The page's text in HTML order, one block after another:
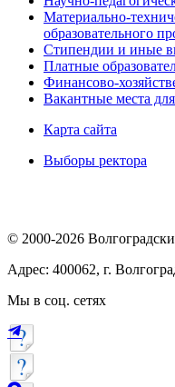
Материально-
образовательного
Стипендии и иные
Платные
Финансово-
Вакантные места
Карта сайта
Выборы ректора
© 2000-2026
Адрес: 400062, г.
Мы в соц. сетях